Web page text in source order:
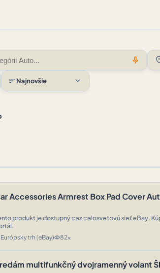
mic
sortNajnovšie expand_more
Accessories Armrest Box Pad Cover
produkt je dostupný cez celosvetovú sieť eBay.
Európsky trh (eBay)visibility82x
multifunkčný dvojramenný volant